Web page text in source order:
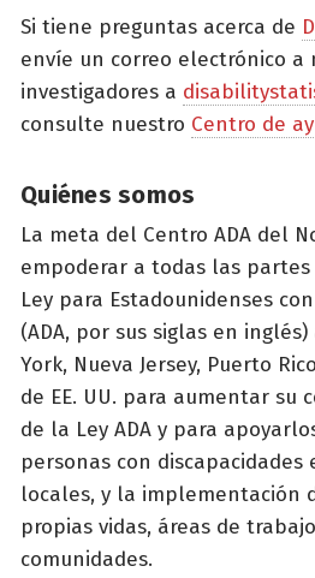
Si tiene preguntas acerca de
envíe un correo electrónico a
investigadores a
consulte nuestro Centro de
Quiénes somos
La meta del Centro ADA del
empoderar a todas las
Ley para Estadounidenses
(ADA, por sus siglas en
York, Nueva Jersey, Puerto
de EE. UU. para aumentar su
de la Ley ADA y para
personas con discapacidades
locales, y la implementación
propias vidas, áreas de
comunidades.